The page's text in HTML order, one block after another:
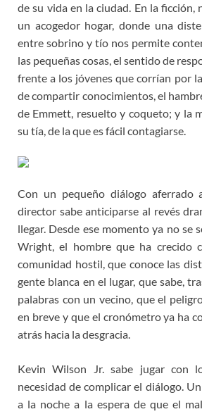
de su vida en la ciudad. En la ficción,
un acogedor hogar, donde una
entre sobrino y tío nos permite
las pequeñas cosas, el sentido de
frente a los jóvenes que corrían por
de compartir conocimientos, el
de Emmett, resuelto y coqueto; y la
su tía, de la que es fácil contagiarse.
Con un pequeño diálogo aferrado
director sabe anticiparse al revés
llegar. Desde ese momento ya no se
Wright, el hombre que ha crecido
comunidad hostil, que conoce las
gente blanca en el lugar, que sabe,
palabras con un vecino, que el
en breve y que el cronómetro ya ha
atrás hacia la desgracia.
Kevin Wilson Jr. sabe jugar con
necesidad de complicar el diálogo.
a la noche a la espera de que el